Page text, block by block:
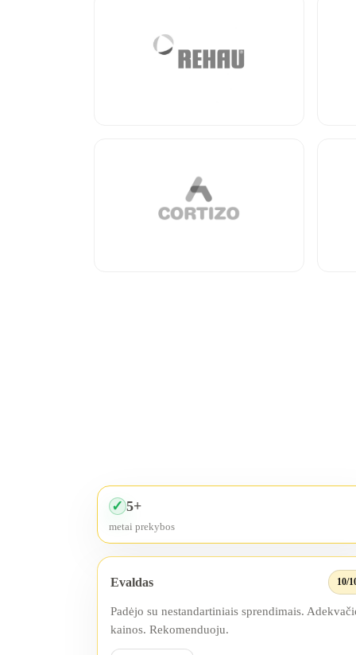
✓5+
metai prekybos
Evaldas 10/
Padėjo su nestandartiniais sprendimais.
kainos. Rekomenduoju.